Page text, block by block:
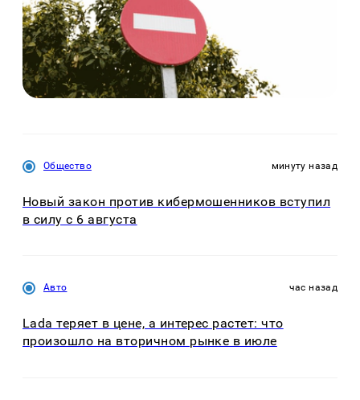
Общество минуту назад
Новый закон против кибермошенников вступил
в силу с 6 августа
Авто час назад
Lada теряет в цене, а интерес растет: что
произошло на вторичном рынке в июле